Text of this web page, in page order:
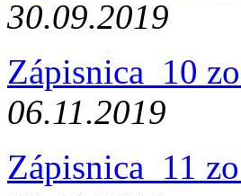
30.09.2019
Zápisnica_10
06.11.2019
Zápisnica_11